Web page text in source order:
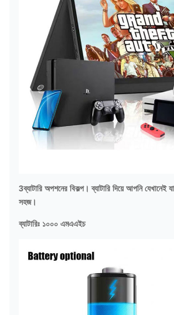
3ব্যাটারি অপশনের বিকল্প। ব্যাটারি দিয়ে আপনি যেখানেই
সহজ।
ব্যাটারিঃ ১০০০ এমএএইচ